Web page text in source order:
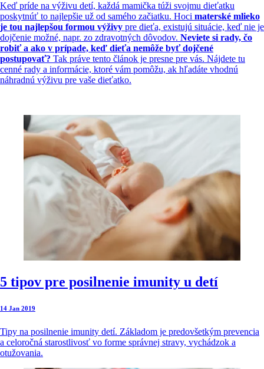
Keď príde na výživu detí, každá mamička túži svojmu dieťatku
poskytnúť to najlepšie už od samého začiatku. Hoci materské mlieko
je tou najlepšou formou výživy pre dieťa, existujú situácie, keď nie je
dojčenie možné, napr. zo zdravotných dôvodov. Neviete si rady, čo
robiť a ako v prípade, keď dieťa nemôže byť dojčené
postupovať? Tak práve tento článok je presne pre vás. Nájdete tu
cenné rady a informácie, ktoré vám pomôžu, ak hľadáte vhodnú
náhradnú výživu pre vaše dieťatko.
5 tipov pre posilnenie imunity u detí
14 Jan 2019
Tipy na posilnenie imunity detí. Základom je predovšetkým prevencia
a celoročná starostlivosť vo forme správnej stravy, vychádzok a
otužovania.